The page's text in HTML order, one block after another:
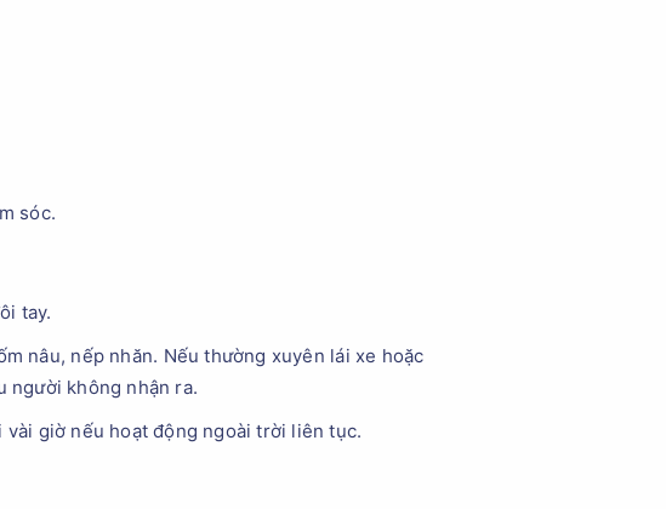
sóc.
tay.
nâu, nếp nhăn. Nếu thường xuyên lái xe hoặc
người không nhận ra.
vài giờ nếu hoạt động ngoài trời liên tục.